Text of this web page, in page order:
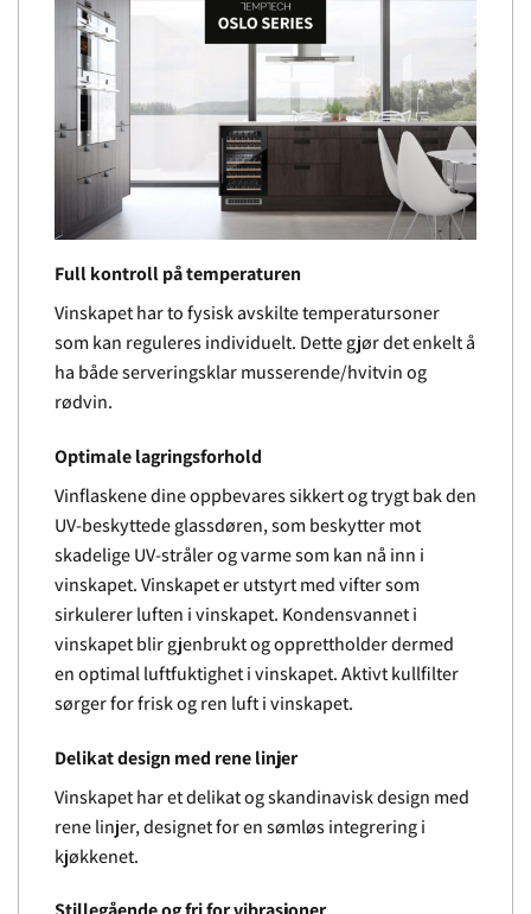
Full kontroll på temperaturen
Vinskapet har to fysisk avskilte temperatursoner
som kan reguleres individuelt. Dette gjør det enkelt å
ha både serveringsklar musserende/hvitvin og
rødvin.
Optimale lagringsforhold
Vinflaskene dine oppbevares sikkert og trygt bak den
UV-beskyttede glassdøren, som beskytter mot
skadelige UV-stråler og varme som kan nå inn i
vinskapet. Vinskapet er utstyrt med vifter som
sirkulerer luften i vinskapet. Kondensvannet i
vinskapet blir gjenbrukt og opprettholder dermed
en optimal luftfuktighet i vinskapet. Aktivt kullfilter
sørger for frisk og ren luft i vinskapet.
Delikat design med rene linjer
Vinskapet har et delikat og skandinavisk design med
rene linjer, designet for en sømløs integrering i
kjøkkenet.